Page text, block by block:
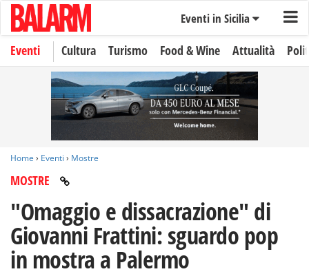
Eventi in Sicilia
Eventi Cultura Turismo Food & Wine Attualità
Home › Eventi › Mostre
MOSTRE
"Omaggio e dissacrazione" di
Giovanni Frattini: sguardo pop
in mostra a Palermo